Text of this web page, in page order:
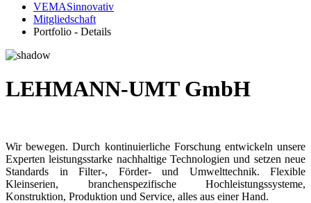
VEMASinnovativ
Mitgliedschaft
Portfolio - Details
LEHMANN-UMT GmbH
Wir bewegen. Durch kontinuierliche Forschung entwickeln unsere
Experten leistungsstarke nachhaltige Technologien und setzen neue
Standards in Filter-, Förder- und Umwelttechnik. Flexible
Kleinserien, branchenspezifische Hochleistungssysteme,
Konstruktion, Produktion und Service, alles aus einer Hand.